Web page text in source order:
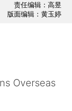
责任编辑：高昱
版面编辑：黄玉婷
Overseas